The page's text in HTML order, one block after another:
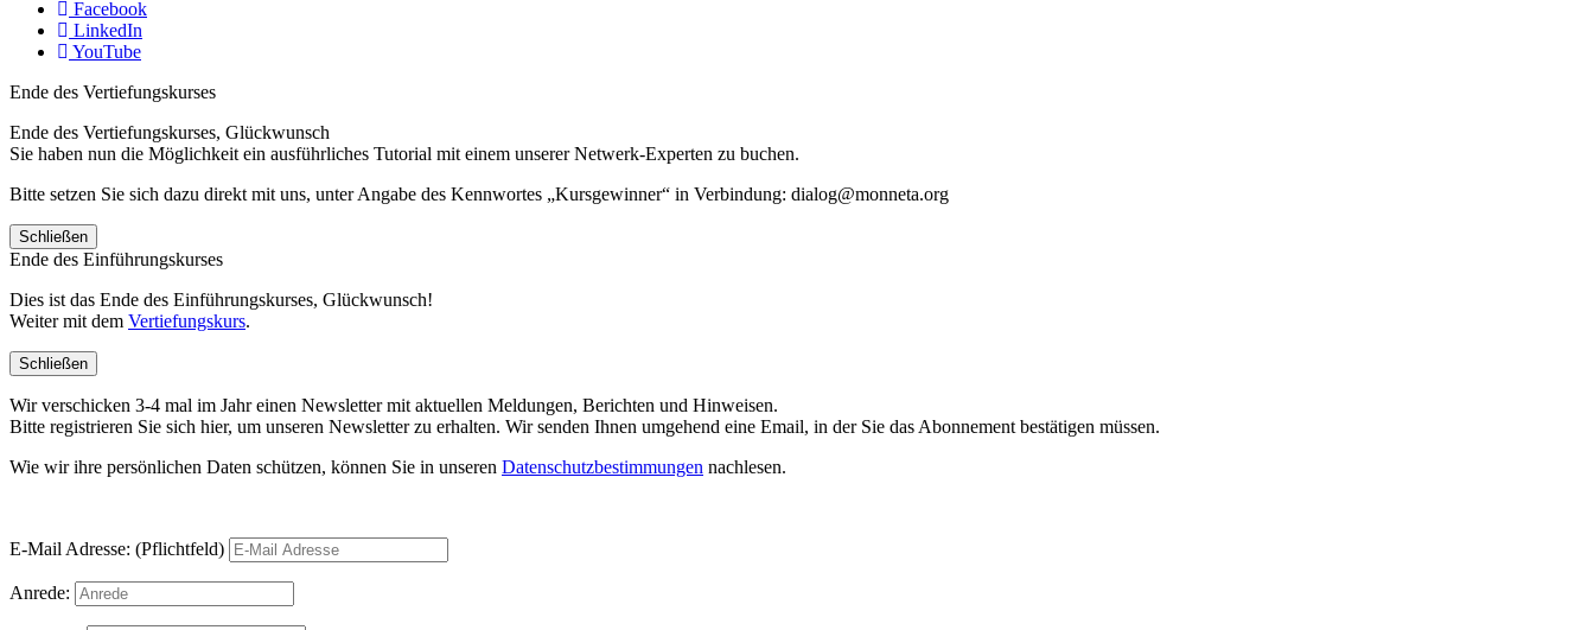
Facebook
LinkedIn
YouTube
Ende des Vertiefungskurses
Ende des Vertiefungskurses, Glückwunsch
Sie haben nun die Möglichkeit ein ausführliches Tutorial mit einem unserer Netwerk-Experten zu buchen.
Bitte setzen Sie sich dazu direkt mit uns, unter Angabe des Kennwortes „Kursgewinner“ in Verbindung: dialog@monneta.org
Schließen
Ende des Einführungskurses
Dies ist das Ende des Einführungskurses, Glückwunsch!
Weiter mit dem Vertiefungskurs.
Schließen
Wir verschicken 3-4 mal im Jahr einen Newsletter mit aktuellen Meldungen, Berichten und Hinweisen.
Bitte registrieren Sie sich hier, um unseren Newsletter zu erhalten. Wir senden Ihnen umgehend eine Email, in der Sie das Abonnement bestätigen müssen.
Wie wir ihre persönlichen Daten schützen, können Sie in unseren Datenschutzbestimmungen nachlesen.
E-Mail Adresse: (Pflichtfeld)
Anrede: